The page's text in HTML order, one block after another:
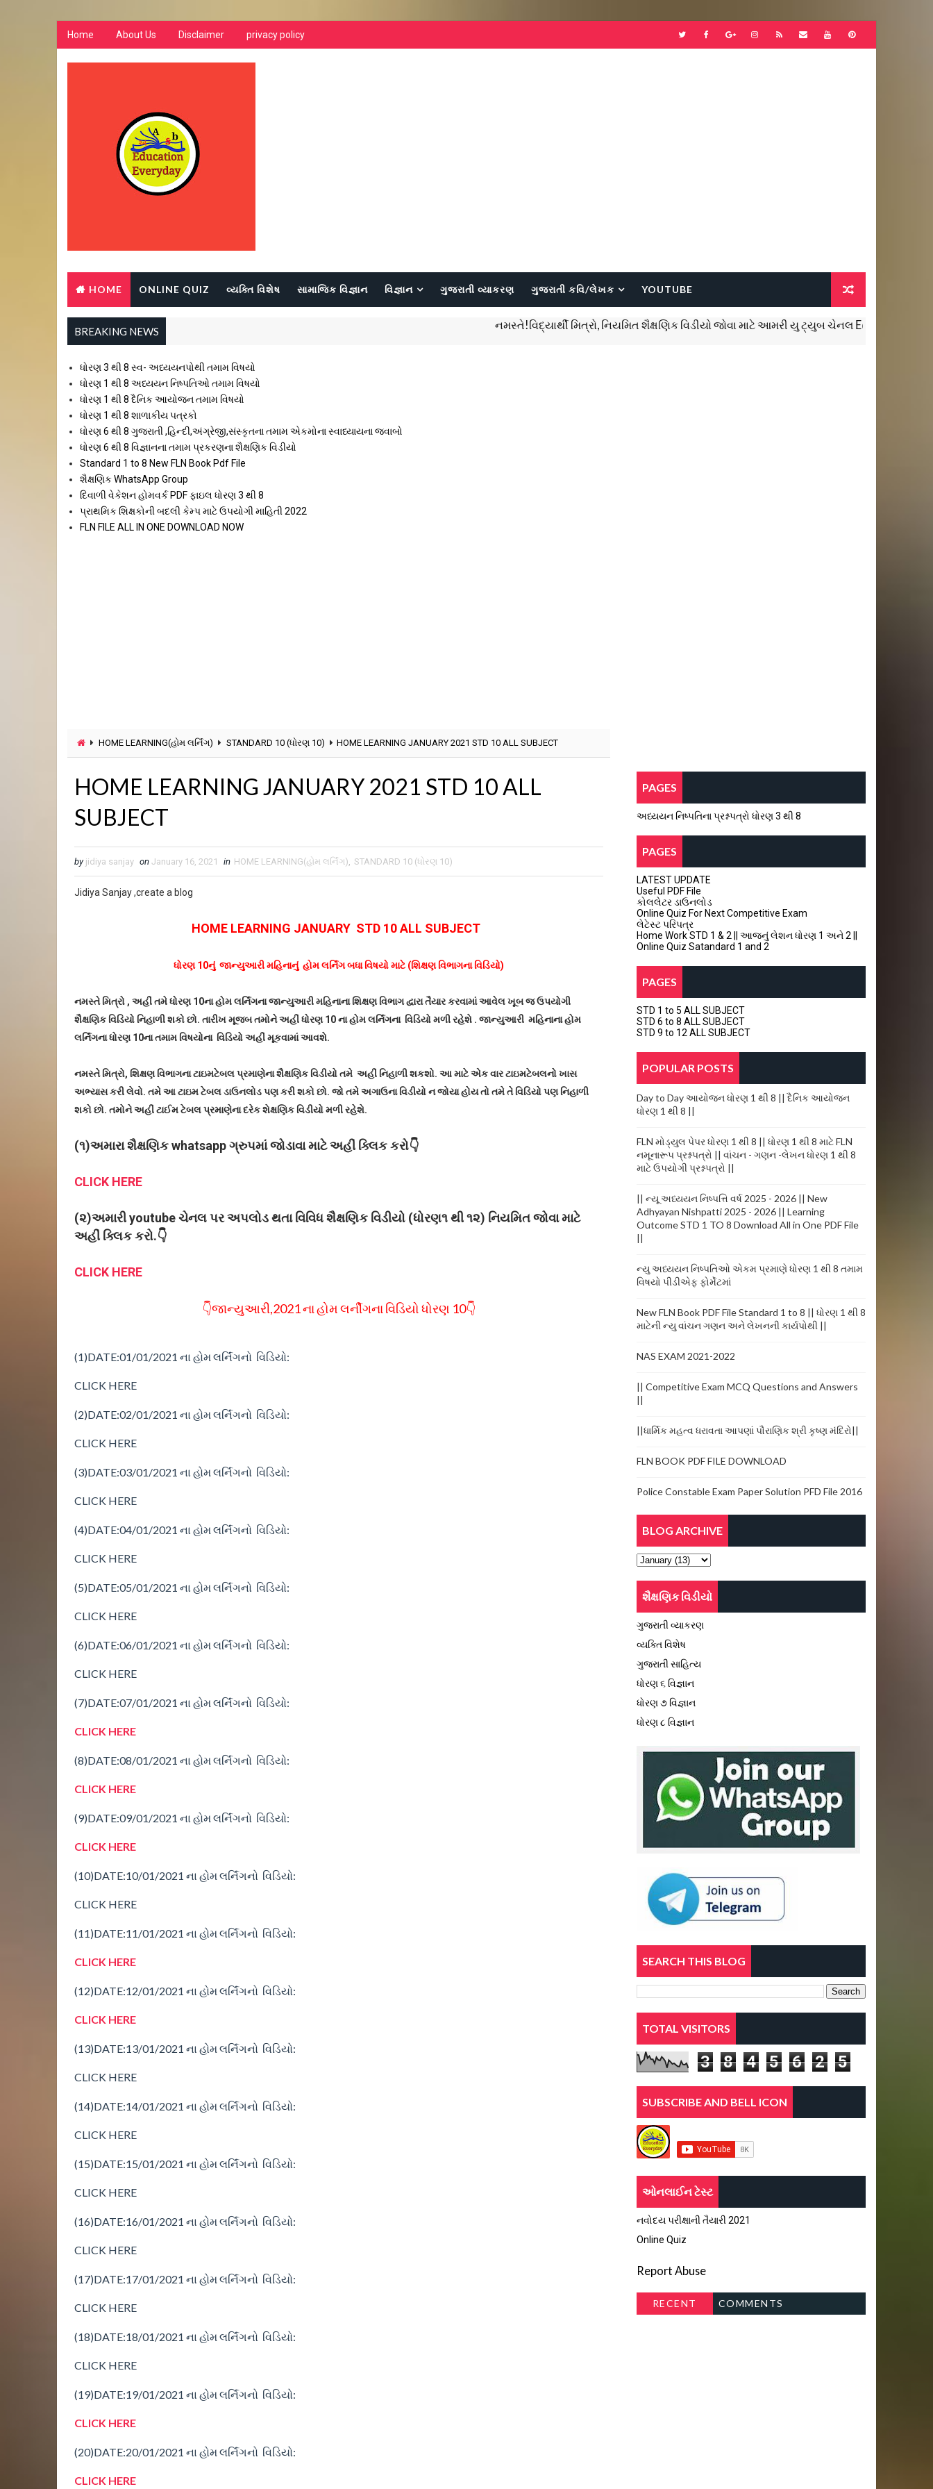
Home About Us Disclaimer privacy policy
HOME ONLINE QUIZ વ્યક્તિ વિશેષ સામાજિક વિજ્ઞાન વિજ્ઞાન ગુજરાતી વ્યાકરણ ગુજરાતી કવિ/લેખક YOUTUBE
BREAKING NEWS નમસ્તે!વિદ્યાર્થી મિત્રો, નિયમિત શૈક્ષણિક વિડીયો જોવા માટે આમરી યુ ટ્યુબ ચેનલ Education Everyday
ધોરણ 3 થી 8 સ્વ- અધ્યયનપોથી તમામ વિષયો
ધોરણ 1 થી 8 અધ્યયન નિષ્પતિઓ તમામ વિષયો
ધોરણ 1 થી 8 દૈનિક આયોજન તમામ વિષયો
ધોરણ 1 થી 8 શાળાકીય પત્રકો
ધોરણ 6 થી 8 ગુજરાતી ,હિન્દી,અંગ્રેજી,સંસ્કૃતના તમામ એકમોના સ્વાધ્યાયના જવાબો
ધોરણ 6 થી 8 વિજ્ઞાનના તમામ પ્રકરણના શૈક્ષણિક વિડીયો
Standard 1 to 8 New FLN Book Pdf File
શૈક્ષણિક WhatsApp Group
દિવાળી વેકેશન હોમવર્ક PDF ફાઇલ ધોરણ 3 થી 8
પ્રાથમિક શિક્ષકોની બદલી કેમ્પ માટે ઉપયોગી માહિતી 2022
FLN FILE ALL IN ONE DOWNLOAD NOW
HOME LEARNING(હોમ લર્નિંગ) STANDARD 10 (ધોરણ 10) HOME LEARNING JANUARY 2021 STD 10 ALL SUBJECT
HOME LEARNING JANUARY 2021 STD 10 ALL
SUBJECT
by jidiya sanjay on January 16, 2021 in HOME LEARNING(હોમ લર્નિંગ), STANDARD 10 (ધોરણ 10)
Jidiya Sanjay ,create a blog
HOME LEARNING JANUARY STD 10 ALL SUBJECT
ધોરણ 10નું જાન્યુઆરી મહિનાનું હોમ લર્નિંગ બધા વિષયો માટે (શિક્ષણ વિભાગના વિડિયો)
નમસ્તે મિત્રો , અહીં તમે ધોરણ 10ના હોમ લર્નિંગના જાન્યુઆરી મહિનાના શિક્ષણ વિભાગ દ્વારા તૈયાર કરવામાં આવેલ ખૂબ જ ઉપયોગી
શૈક્ષણિક વિડિયો નિહાળી શકો છો. તારીખ મૂજબ તમોને અહીં ધોરણ 10 ના હોમ લર્નિંગના વિડિયો મળી રહેશે . જાન્યુઆરી મહિનાના હોમ
લર્નિંગના ધોરણ 10ના તમામ વિષયોના વિડિયો અહીં મૂકવામાં આવશે.
નમસ્તે મિત્રો, શિક્ષણ વિભાગના ટાઇમટેબલ પ્રમાણેના શૈક્ષણિક વિડીયો તમે અહીં નિહાળી શકશો. આ માટે એક વાર ટાઇમટેબલનો ખાસ
અભ્યાસ કરી લેવો. તમે આ ટાઇમ ટેબલ ડાઉનલોડ પણ કરી શકો છો. જો તમે અગાઉના વિડીયો ન જોયા હોય તો તમે તે વિડિયો પણ નિહાળી
શકો છો. તમોને અહીં ટાઈમ ટેબલ પ્રમાણેના દરેક શેક્ષણિક વિડીયો મળી રહેશે.
(૧)અમારા શૈક્ષણિક whatsapp ગ્રુપમાં જોડાવા માટે અહીં ક્લિક કરો👇
CLICK HERE
(૨)અમારી youtube ચેનલ પર અપલોડ થતા વિવિધ શૈક્ષણિક વિડીયો (ધોરણ૧ થી ૧૨) નિયમિત જોવા માટે
અહીં ક્લિક કરો.👇
CLICK HERE
👇જાન્યુઆરી,2021 ના હોમ લર્નીગના વિડિયો ધોરણ 10👇
(1)DATE:01/01/2021 ના હોમલર્નિંગનો વિડિયો:
CLICK HERE
(2)DATE:02/01/2021 ના હોમલર્નિંગનો વિડિયો:
CLICK HERE
(3)DATE:03/01/2021 ના હોમલર્નિંગનો વિડિયો:
CLICK HERE
(4)DATE:04/01/2021 ના હોમલર્નિંગનો વિડિયો:
CLICK HERE
(5)DATE:05/01/2021 ના હોમલર્નિંગનો વિડિયો:
CLICK HERE
(6)DATE:06/01/2021 ના હોમલર્નિંગનો વિડિયો:
CLICK HERE
(7)DATE:07/01/2021 ના હોમલર્નિંગનો વિડિયો:
CLICK HERE
(8)DATE:08/01/2021 ના હોમલર્નિંગનો વિડિયો:
CLICK HERE
(9)DATE:09/01/2021 ના હોમલર્નિંગનો વિડિયો:
CLICK HERE
(10)DATE:10/01/2021 ના હોમલર્નિંગનો વિડિયો:
CLICK HERE
(11)DATE:11/01/2021 ના હોમલર્નિંગનો વિડિયો:
CLICK HERE
(12)DATE:12/01/2021 ના હોમલર્નિંગનો વિડિયો:
CLICK HERE
(13)DATE:13/01/2021 ના હોમલર્નિંગનો વિડિયો:
CLICK HERE
(14)DATE:14/01/2021 ના હોમલર્નિંગનો વિડિયો:
CLICK HERE
(15)DATE:15/01/2021 ના હોમલર્નિંગનો વિડિયો:
CLICK HERE
(16)DATE:16/01/2021 ના હોમલર્નિંગનો વિડિયો:
CLICK HERE
(17)DATE:17/01/2021 ના હોમલર્નિંગનો વિડિયો:
CLICK HERE
(18)DATE:18/01/2021 ના હોમલર્નિંગનો વિડિયો:
CLICK HERE
(19)DATE:19/01/2021 ના હોમલર્નિંગનો વિડિયો:
CLICK HERE
(20)DATE:20/01/2021 ના હોમલર્નિંગનો વિડિયો:
CLICK HERE
PAGES
અધ્યયન નિષ્પતિના પ્રશ્નપત્રો ધોરણ 3 થી 8
PAGES
LATEST UPDATE
Useful PDF File
કોલલેટર ડાઉનલોડ
Online Quiz For Next Competitive Exam
લેટેસ્ટ પરિપત્ર
Home Work STD 1 & 2 || આજનું લેશન ધોરણ 1 અને 2 ||
Online Quiz Satandard 1 and 2
PAGES
STD 1 to 5 ALL SUBJECT
STD 6 to 8 ALL SUBJECT
STD 9 to 12 ALL SUBJECT
POPULAR POSTS
Day to Day આયોજન ધોરણ 1 થી 8 || દૈનિક આયોજન
ધોરણ 1 થી 8 ||
FLN મોડ્યુલ પેપર ધોરણ 1 થી 8 || ધોરણ 1 થી 8 માટે FLN
નમૂનારૂપ પ્રશ્નપત્રો || વાંચન - ગણન -લેખન ધોરણ 1 થી 8
માટે ઉપયોગી પ્રશ્નપત્રો ||
|| ન્યૂ અધ્યયન નિષ્પત્તિ વર્ષ 2025 - 2026 || New
Adhyayan Nishpatti 2025 - 2026 || Learning
Outcome STD 1 TO 8 Download All in One PDF File
||
ન્યુ અધ્યયન નિષ્પતિઓ એકમ પ્રમાણે ધોરણ 1 થી 8 તમામ
વિષયો પીડીએફ ફોર્મેટમાં
New FLN Book PDF File Standard 1 to 8 || ધોરણ 1 થી 8
માટેની ન્યુ વાંચન ગણન અને લેખનની કાર્યપોથી ||
NAS EXAM 2021-2022
|| Competitive Exam MCQ Questions and Answers
||
||ધાર્મિક મહત્વ ધરાવતા આપણાં પૌરાણિક શ્રી કૃષ્ણ મંદિરો||
FLN BOOK PDF FILE DOWNLOAD
Police Constable Exam Paper Solution PFD File 2016
BLOG ARCHIVE
શૈક્ષણિક વિડીયો
ગુજરાતી વ્યાકરણ
વ્યક્તિ વિશેષ
ગુજરાતી સાહિત્ય
ધોરણ ૬ વિજ્ઞાન
ધોરણ ૭ વિજ્ઞાન
ધોરણ ૮ વિજ્ઞાન
SEARCH THIS BLOG
TOTAL VISITORS
3 8 4 5 6 2 5
SUBSCRIBE AND BELL ICON
ઓનલાઈન ટેસ્ટ
નવોદય પરીક્ષાની તૈયારી 2021
Online Quiz
Report Abuse
RECENT COMMENTS